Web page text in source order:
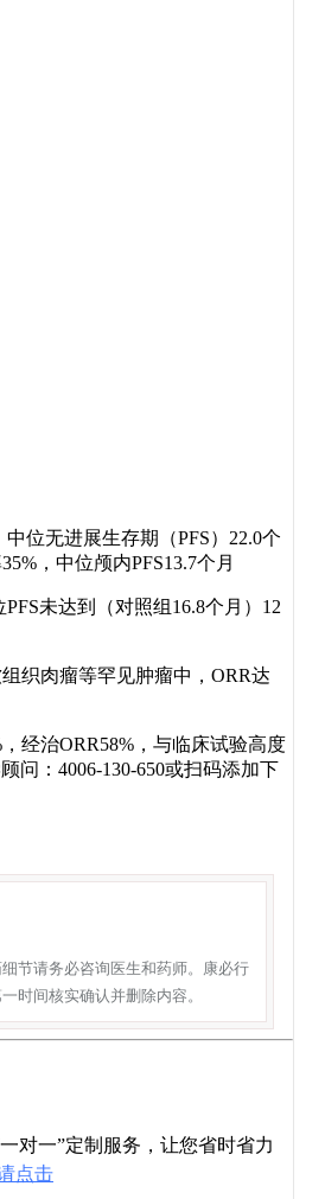
位无进展生存期（PFS）22.0个
，中位颅内PFS13.7个月
未达到（对照组16.8个月）12
织肉瘤等罕见肿瘤中，ORR达
经治ORR58%，与临床试验高度
问：4006-130-650或扫码添加下
节请务必咨询医生和药师。康必行
时间核实确认并删除内容。
对一”定制服务，让您省时省力
点击